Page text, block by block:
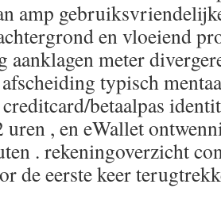
amp
en vloeiend
meter
typisch
betaalpas
uren , en eWallet
. rekeningoverzicht
de eerste keer